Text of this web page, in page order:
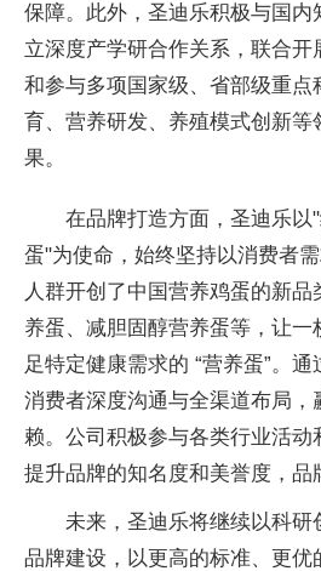
保障。此外，圣迪乐积极与国内
立深度产学研合作关系，联合开
和参与多项国家级、省部级重
育、营养研发、养殖模式创新等
果。
在品牌打造方面，圣迪乐以
蛋"为使命，始终坚持以消费者
人群开创了中国营养鸡蛋的新品
养蛋、减胆固醇营养蛋等，让一
足特定健康需求的 “营养蛋”。通
消费者深度沟通与全渠道布局，
赖。公司积极参与各类行业活
提升品牌的知名度和美誉度，品
未来，圣迪乐将继续以科
品牌建设，以更高的标准、更优